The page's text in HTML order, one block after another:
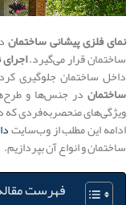
نمای فلزی پیشانی ساختمان
ساختمان قرار می‌گیرد.
داخل ساختمان جلوگیری
ساختمان در جنس‌ها و
ویژگی‌های منحصربه‌فردی که
ادامه این مطلب از وب‌سایت
ساختمان و انواع آن بپردازیم.
فهرست